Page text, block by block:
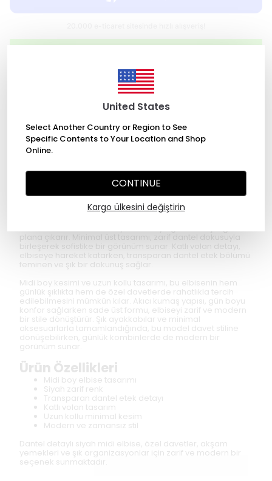
United States
Select Another Country or Region to See
Specific Contents to Your Location and Shop
Online.
CONTINUE
Kargo ülkesini değiştirin
2000 TL üzeri ücretsiz kargo
Ürün Açıklaması
plana çıkarır. Minimal üst tasarımı, zarif dantel dokusuyla
birleşerek sofistike bir görünüm sunar. Katlı volan detayı,
elbiseye hareket katarken, transparan dantel etek bölümü
feminen ve şık bir dokunuş sağlar.
Midi boy kesimi ve uzun kollu tasarımı, bu elbisenin hem
günlük şıklıkta hem de özel davetlerde rahatlıkla tercih
edilebilmesini mümkün kılar. Akıcı kumaş yapısı, gün boyu
konfor sağlarken sade üst formu, elbiseyi zarif ve modern
bir stile dönüştürür. Şık ayakkabılar ve minimal
aksesuarlarla tamamlandığında, bu model davet stiline
dönüşebilirken, günlük kombinlerde de modern bir
görünüm sunar.
Ürün Özellikleri
Midi boy elbise tasarımı
Siyah zarif renk
Transparan dantel etek detayı
Katlı volan tasarım
Uzun kollu minimal kesim
Modern ve zamansız stil
Dantel detaylı siyah midi elbise, özel davetler, akşam
yemekleri ve şık organizasyonlar için zarif ve modern bir
seçenek sunmaktadır.